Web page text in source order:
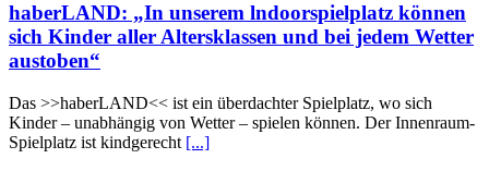
haberLAND: „In unserem lndoorspielplatz können
sich Kinder aller Altersklassen und bei jedem Wetter
austoben“
Das >>haberLAND<< ist ein überdachter Spielplatz, wo sich
Kinder – unabhängig von Wetter – spielen können. Der Innenraum-
Spielplatz ist kindgerecht [...]